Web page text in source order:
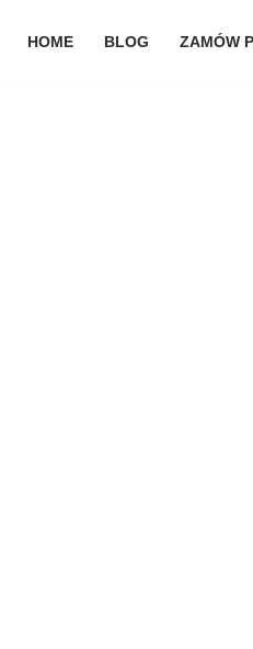
HOME BLOG ZAMÓW